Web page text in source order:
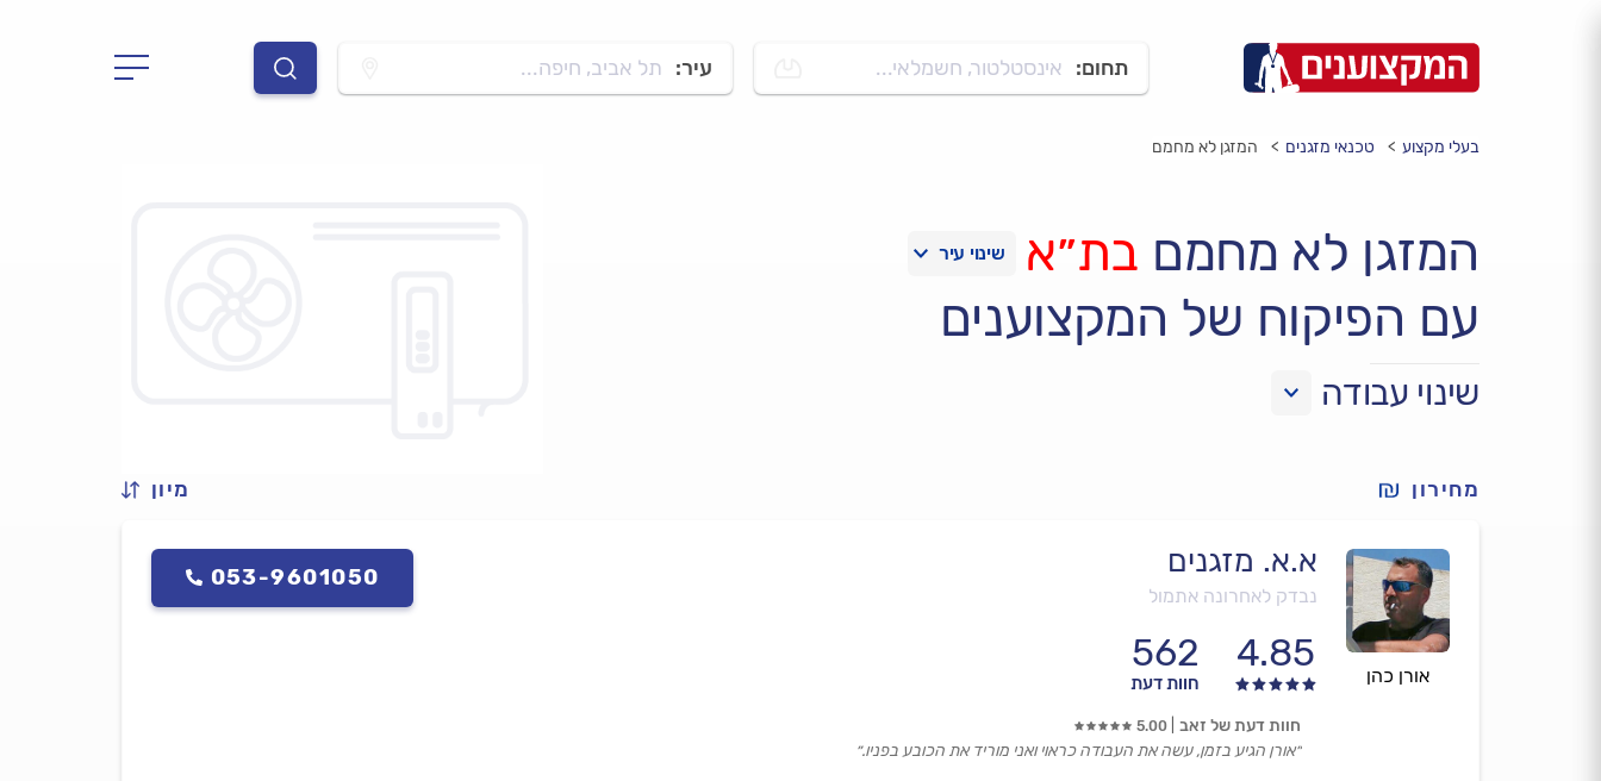
תחום: אינסטלטור, חשמלאי... עיר: תל אביב, חיפה...
בעלי מקצוע טכנאי מזגנים המזגן לא מחמם
המזגן לא מחמם בת״א
עם הפיקוח של המקצוענים
שינוי עבודה
מחירון מיון
אורן כהן
א.א. מזגנים
נבדק לאחרונה אתמול
4.85
562
חוות דעת
053-9601050
חוות דעת של זאב 5.00
״אורן הגיע בזמן, עשה את העבודה כראוי ואני מוריד את הכובע בפניו.״